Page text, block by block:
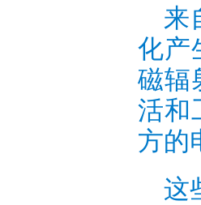
来
化产
磁辐
活和
方的
这